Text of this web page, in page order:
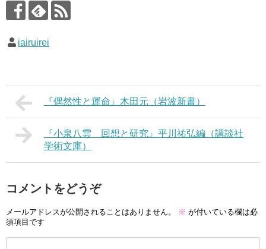
iairuirei
『偶然性と運命』木田元（岩波新書）
『小泉八雲 回想と研究』平川祐弘編（講談社
学術文庫）
コメントをどうぞ
メールアドレスが公開されることはありません。 ※ が付いている欄は必
須項目です